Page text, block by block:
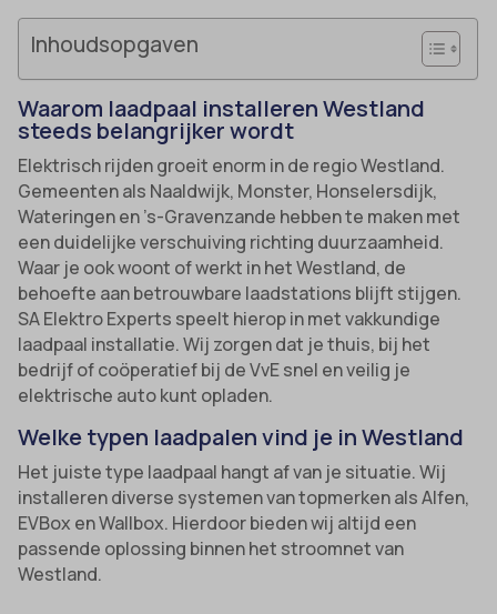
Inhoudsopgaven
Waarom laadpaal installeren Westland
steeds belangrijker wordt
Elektrisch rijden groeit enorm in de regio Westland.
Gemeenten als Naaldwijk, Monster, Honselersdijk,
Wateringen en ’s-Gravenzande hebben te maken met
een duidelijke verschuiving richting duurzaamheid.
Waar je ook woont of werkt in het Westland, de
behoefte aan betrouwbare laadstations blijft stijgen.
SA Elektro Experts speelt hierop in met vakkundige
laadpaal installatie. Wij zorgen dat je thuis, bij het
bedrijf of coöperatief bij de VvE snel en veilig je
elektrische auto kunt opladen.
Welke typen laadpalen vind je in Westland
Het juiste type laadpaal hangt af van je situatie. Wij
installeren diverse systemen van topmerken als Alfen,
EVBox en Wallbox. Hierdoor bieden wij altijd een
passende oplossing binnen het stroomnet van
Westland.